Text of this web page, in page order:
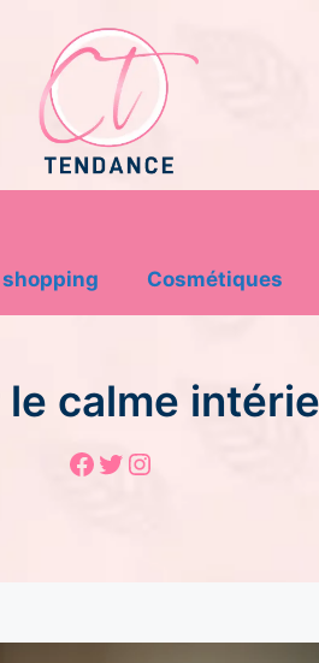
Cosmétiques
calme
Facebook
Twitter
Instagram